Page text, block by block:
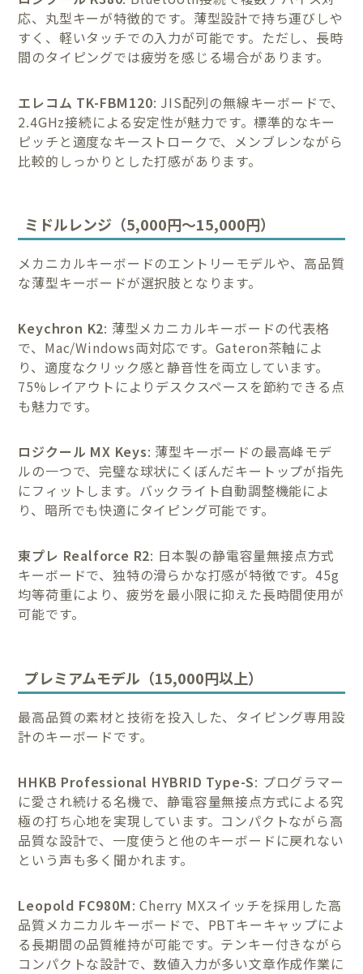
応、丸型キーが特徴的です。薄型設計で持ち運びしや
すく、軽いタッチでの入力が可能です。ただし、長時
間のタイピングでは疲労を感じる場合があります。
エレコム TK-FBM120: JIS配列の無線キーボードで、
2.4GHz接続による安定性が魅力です。標準的なキー
ピッチと適度なキーストロークで、メンブレンながら
比較的しっかりとした打感があります。
ミドルレンジ（5,000円〜15,000円）
メカニカルキーボードのエントリーモデルや、高品質
な薄型キーボードが選択肢となります。
Keychron K2: 薄型メカニカルキーボードの代表格
で、Mac/Windows両対応です。Gateron茶軸によ
り、適度なクリック感と静音性を両立しています。
75%レイアウトによりデスクスペースを節約できる点
も魅力です。
ロジクール MX Keys: 薄型キーボードの最高峰モデ
ルの一つで、完璧な球状にくぼんだキートップが指先
にフィットします。バックライト自動調整機能によ
り、暗所でも快適にタイピング可能です。
東プレ Realforce R2: 日本製の静電容量無接点方式
キーボードで、独特の滑らかな打感が特徴です。45g
均等荷重により、疲労を最小限に抑えた長時間使用が
可能です。
プレミアムモデル（15,000円以上）
最高品質の素材と技術を投入した、タイピング専用設
計のキーボードです。
HHKB Professional HYBRID Type-S: プログラマー
に愛され続ける名機で、静電容量無接点方式による究
極の打ち心地を実現しています。コンパクトながら高
品質な設計で、一度使うと他のキーボードに戻れない
という声も多く聞かれます。
Leopold FC980M: Cherry MXスイッチを採用した高
品質メカニカルキーボードで、PBTキーキャップによ
る長期間の品質維持が可能です。テンキー付きながら
コンパクトな設計で、数値入力が多い文章作成作業に